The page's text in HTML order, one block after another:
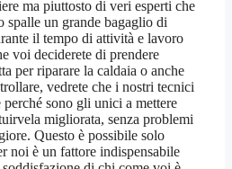
ma piuttosto di veri esperti che
spalle un grande bagaglio di
il tempo di attività e lavoro
voi deciderete di prendere
per riparare la caldaia o anche
vedrete che i nostri tecnici
sono gli unici a mettere
migliorata, senza problemi
Questo è possibile solo
noi è un fattore indispensabile